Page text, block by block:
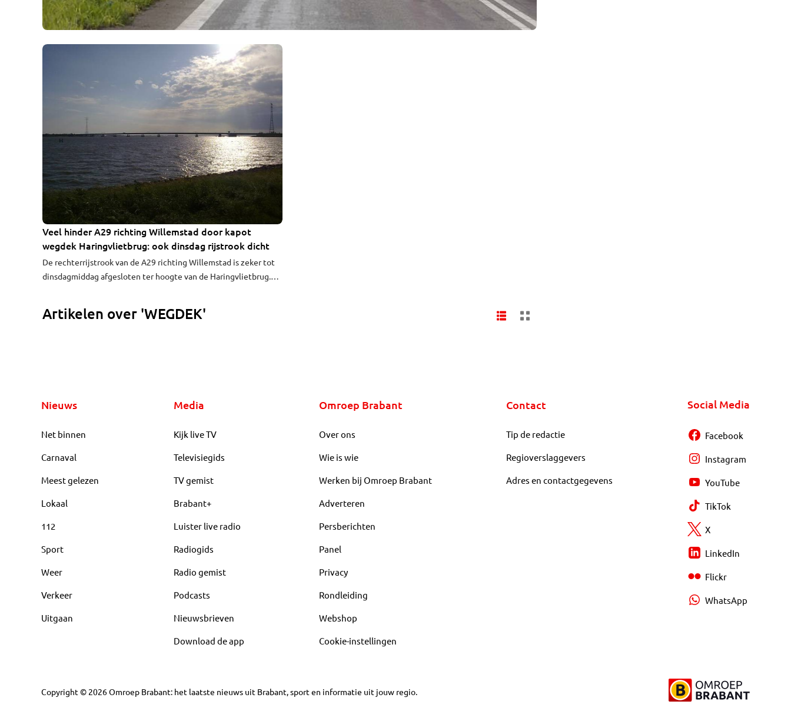
Veel hinder A29 richting Willemstad door kapot
wegdek Haringvlietbrug: ook dinsdag rijstrook dicht
De rechterrijstrook van de A29 richting Willemstad is zeker tot
dinsdagmiddag afgesloten ter hoogte van de Haringvlietbrug.
vanuit Rotterdam.
Artikelen over 'WEGDEK'
Nieuws
Net binnen
Carnaval
Meest gelezen
Lokaal
112
Sport
Weer
Verkeer
Uitgaan
Media
Kijk live TV
Televisiegids
TV gemist
Brabant+
Luister live radio
Radiogids
Radio gemist
Podcasts
Nieuwsbrieven
Download de app
Omroep Brabant
Over ons
Wie is wie
Werken bij Omroep Brabant
Adverteren
Persberichten
Panel
Privacy
Rondleiding
Webshop
Cookie-instellingen
Contact
Tip de redactie
Regioverslaggevers
Adres en contactgegevens
Social Media
Facebook
Instagram
YouTube
TikTok
X
LinkedIn
Flickr
WhatsApp
Copyright © 2026Omroep Brabant: het laatste nieuws uit Brabant, sport en informatie uit jouw regio.